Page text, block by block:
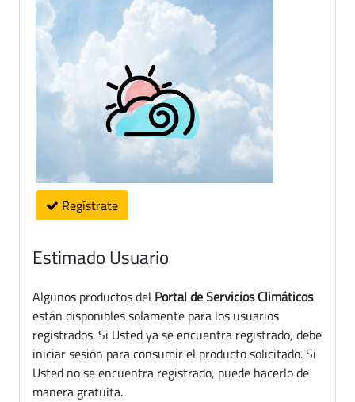
Regístrate
Estimado Usuario
Algunos productos del Portal de Servicios Climáticos
están disponibles solamente para los usuarios
registrados. Si Usted ya se encuentra registrado, debe
iniciar sesión para consumir el producto solicitado. Si
Usted no se encuentra registrado, puede hacerlo de
manera gratuita.